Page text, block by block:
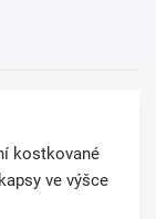
kostkované
ve výšce